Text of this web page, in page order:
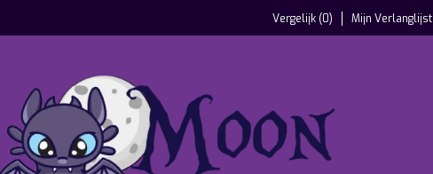
Vergelijk (0) Mijn Verlanglijst